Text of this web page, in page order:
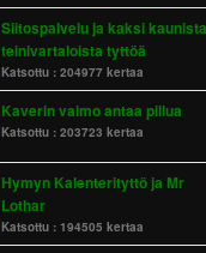
Siitospalvelu ja kaksi kaunista
teinivartaloista tyttöä
Katsottu :204977 kertaa
Kaverin vaimo antaa pillua
Katsottu :203723 kertaa
Hymyn Kalenterityttö ja Mr
Lothar
Katsottu :194505 kertaa